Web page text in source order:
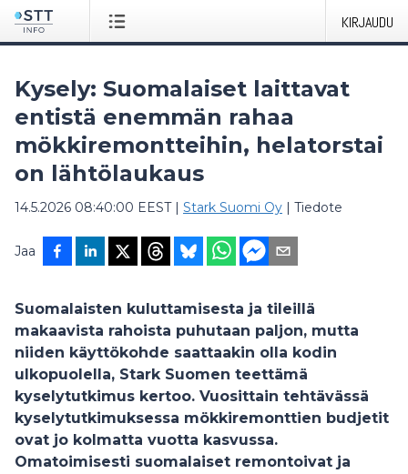
KIRJAUDU
Kysely: Suomalaiset laittavat
entistä enemmän rahaa
mökkiremontteihin, helatorstai
on lähtölaukaus
14.5.2026 08:40:00 EEST| Stark Suomi Oy | Tiedote
Jaa
Suomalaisten kuluttamisesta ja tileillä
makaavista rahoista puhutaan paljon, mutta
niiden käyttökohde saattaakin olla kodin
ulkopuolella, Stark Suomen teettämä
kyselytutkimus kertoo. Vuosittain tehtävässä
kyselytutkimuksessa mökkiremonttien budjetit
ovat jo kolmatta vuotta kasvussa.
Omatoimisesti suomalaiset remontoivat ja